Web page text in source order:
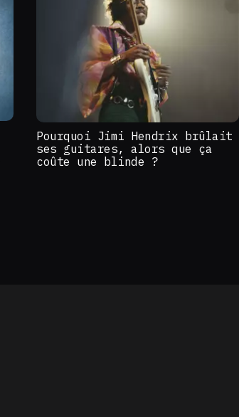
Pourquoi Jimi Hendrix brûlait
ses guitares, alors que ça
coûte une blinde ?